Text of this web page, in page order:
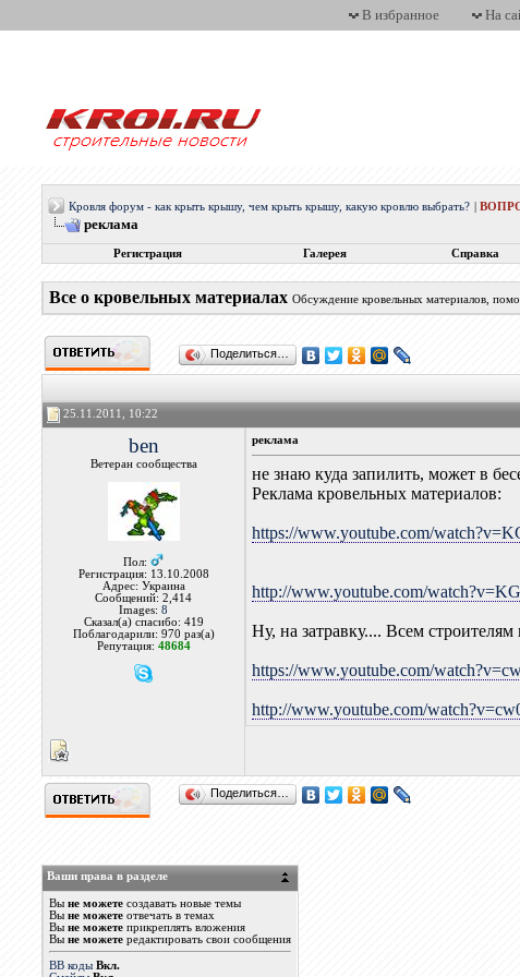
В избранное На
Кровля форум - как крыть крышу, чем крыть крышу, какую кровлю выбрать? |
реклама
Регистрация Галерея Справка
Все о кровельных материалах Обсуждение кровельных материалов,
Поделиться…
25.11.2011, 10:22
ben
Ветеран сообщества
Пол:
Регистрация: 13.10.2008
Адрес: Украина
Сообщений: 2,414
Images:8
Сказал(а) спасибо: 419
Поблагодарили: 970 раз(а)
Репутация: 48684
реклама
не знаю куда запилить, может в
Реклама кровельных материалов:
https://www.youtube.com/
http://www.youtube.com/
Ну, на затравку.... Всем строителям
https://www.youtube.com/
http://www.youtube.com/
Поделиться…
Ваши права в разделе
Выне можете создавать новые темы
Выне можете отвечать в темах
Выне можете прикреплять вложения
Выне можете редактировать свои сообщения
BB коды Вкл.